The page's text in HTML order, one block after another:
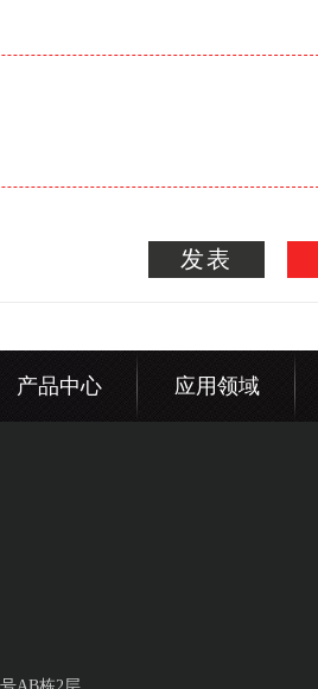
发表
产品中心 应用领域